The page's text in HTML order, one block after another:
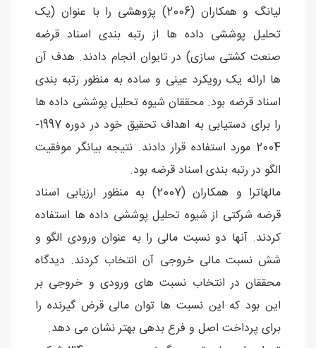
لیانگ و همکاران (2006) پژوهشی را با عنوان (یک
تحلیل پوششی داده ها از رتبه بندی اسناد قرضه
صنعت کشتی سازی) در تایوان انجام دادند. هدف آن
ها ارائه یک رویکرد عینی و ساده به منظور رتبه بندی
اسناد قرضه بود. محققان شیوه تحلیل پوششی داده ها
را برای دستیابی به اهداف تحقیق خود در دوره 1997-
2004 مورد استفاده قرار دادند. نتیجه بیانگر موفقیت
الگو در رتبه بندی اسناد قرضه بود.
مالهاترا و همكاران (2007) به منظور ارزیابی اسناد
قرضه شرکتی از شیوه تحلیل پوششی داده ها استفاده
كردند. آنها دو نسبت مالی را به عنوان ورودی الگو و
شش نسبت مالی خروجی آن انتخاب كردند. دیدگاه
محققان در انتخاب نسبت های ورودی و خروجی بر
این بود كه این نسبت ها توان مالی قرض گیرنده را
برای پرداخت اصل و فرع بدهی بهتر نشان می دهد.